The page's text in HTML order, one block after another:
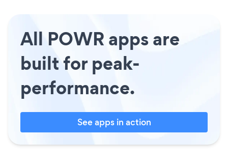
All POWR apps are
built for peak-
performance.
See apps in action